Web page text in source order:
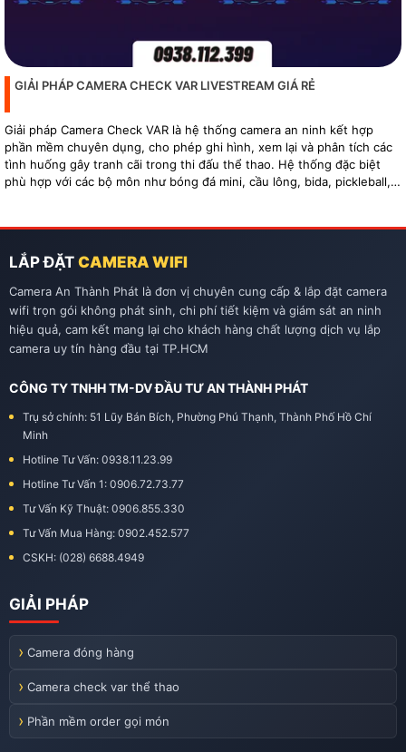
GIẢI PHÁP CAMERA CHECK VAR LIVESTREAM GIÁ RẺ
Giải pháp Camera Check VAR là hệ thống camera an ninh kết hợp
phần mềm chuyên dụng, cho phép ghi hình, xem lại và phân tích các
tình huống gây tranh cãi trong thi đấu thể thao. Hệ thống đặc biệt
phù hợp với các bộ môn như bóng đá mini, cầu lông, bida, pickleball,
LẮP ĐẶT CAMERA WIFI
Camera An Thành Phát là đơn vị chuyên cung cấp & lắp đặt camera
wifi trọn gói không phát sinh, chi phí tiết kiệm và giám sát an ninh
hiệu quả, cam kết mang lại cho khách hàng chất lượng dịch vụ lắp
camera uy tín hàng đầu tại TP.HCM
CÔNG TY TNHH TM-DV ĐẦU TƯ AN THÀNH PHÁT
Trụ sở chính: 51 Lũy Bán Bích, Phường Phú Thạnh, Thành Phố Hồ Chí
Minh
Hotline Tư Vấn: 0938.11.23.99
Hotline Tư Vấn 1: 0906.72.73.77
Tư Vấn Kỹ Thuật: 0906.855.330
Tư Vấn Mua Hàng: 0902.452.577
CSKH: (028) 6688.4949
GIẢI PHÁP
Camera đóng hàng
Camera check var thể thao
Phần mềm order gọi món